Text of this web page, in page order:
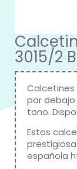
3015/2
Calcetines
por debajo
tono.
Estos
española